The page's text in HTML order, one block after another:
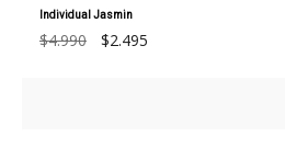
Individual Jasmin
$4.990
El$2.495El